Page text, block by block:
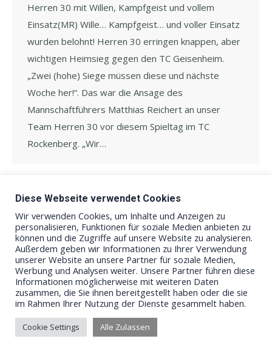
Herren 30 mit Willen, Kampfgeist und vollem
Einsatz(MR) Wille… Kampfgeist… und voller Einsatz
wurden belohnt! Herren 30 erringen knappen, aber
wichtigen Heimsieg gegen den TC Geisenheim.
„Zwei (hohe) Siege müssen diese und nächste
Woche her!“. Das war die Ansage des
Mannschaftführers Matthias Reichert an unser
Team Herren 30 vor diesem Spieltag im TC
Rockenberg. „Wir…
© Tennis Club Rockenberg e.V.
Diese Webseite verwendet Cookies
Wir verwenden Cookies, um Inhalte und Anzeigen zu
personalisieren, Funktionen für soziale Medien anbieten zu
können und die Zugriffe auf unsere Website zu analysieren.
Außerdem geben wir Informationen zu Ihrer Verwendung
unserer Website an unsere Partner für soziale Medien,
Werbung und Analysen weiter. Unsere Partner führen diese
Informationen möglicherweise mit weiteren Daten
zusammen, die Sie ihnen bereitgestellt haben oder die sie
im Rahmen Ihrer Nutzung der Dienste gesammelt haben.
Cookie Settings Alle Zulassen